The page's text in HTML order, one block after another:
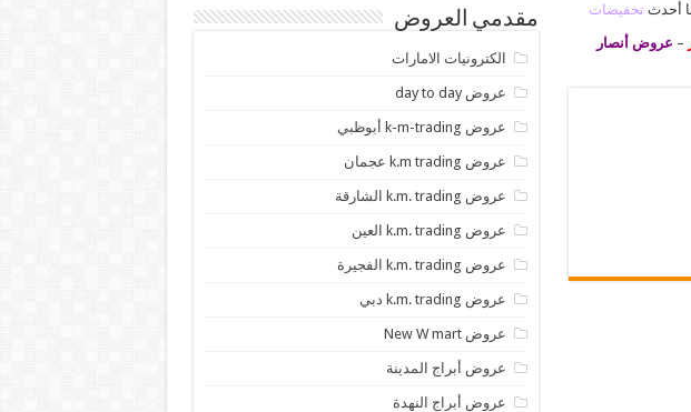
تخفيضات
– عروض أنصار
مقدمي العروض
الكترونيات الامارات
عروض day to day
عروض k-m-trading أبوظبي
عروض k.m trading عجمان
عروض k.m. trading الشارقة
عروض k.m. trading العين
عروض k.m. trading الفجيرة
عروض k.m. trading دبي
عروض New W mart
عروض أبراج المدينة
عروض أبراج النهدة